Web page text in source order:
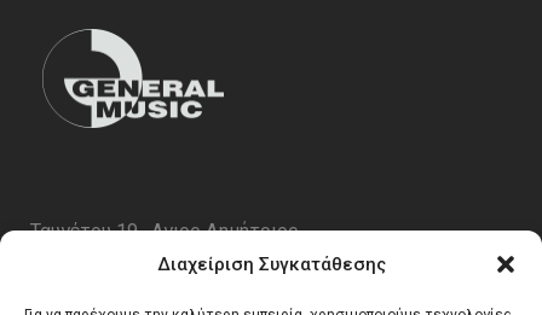
Διαχείριση Συγκατάθεσης
Ταυγέτου 19 , Αγιος Δημήτριος